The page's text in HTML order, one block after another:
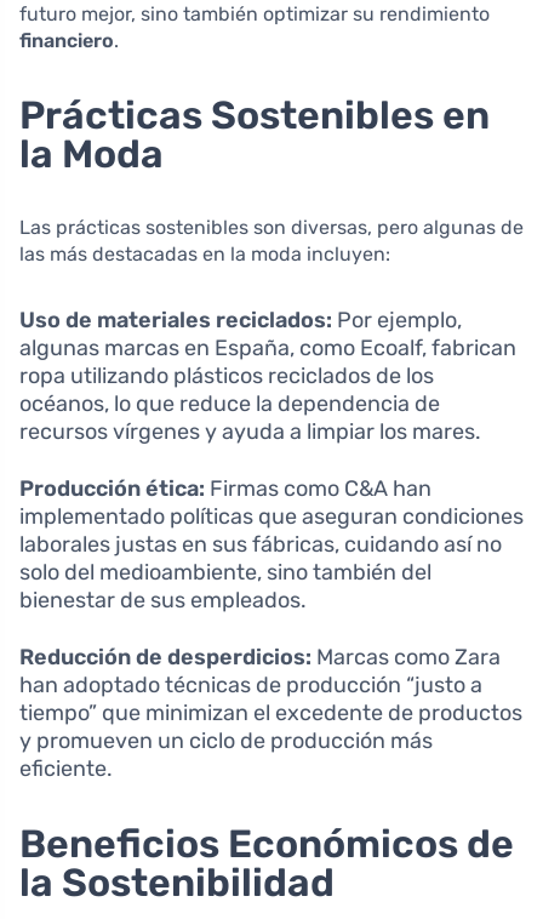
futuro mejor, sino también optimizar su rendimiento
financiero.
Prácticas Sostenibles en
la Moda
Las prácticas sostenibles son diversas, pero algunas de
las más destacadas en la moda incluyen:
Uso de materiales reciclados: Por ejemplo,
algunas marcas en España, como Ecoalf, fabrican
ropa utilizando plásticos reciclados de los
océanos, lo que reduce la dependencia de
recursos vírgenes y ayuda a limpiar los mares.
Producción ética: Firmas como C&A han
implementado políticas que aseguran condiciones
laborales justas en sus fábricas, cuidando así no
solo del medioambiente, sino también del
bienestar de sus empleados.
Reducción de desperdicios: Marcas como Zara
han adoptado técnicas de producción “justo a
tiempo” que minimizan el excedente de productos
y promueven un ciclo de producción más
eficiente.
Beneficios Económicos de
la Sostenibilidad